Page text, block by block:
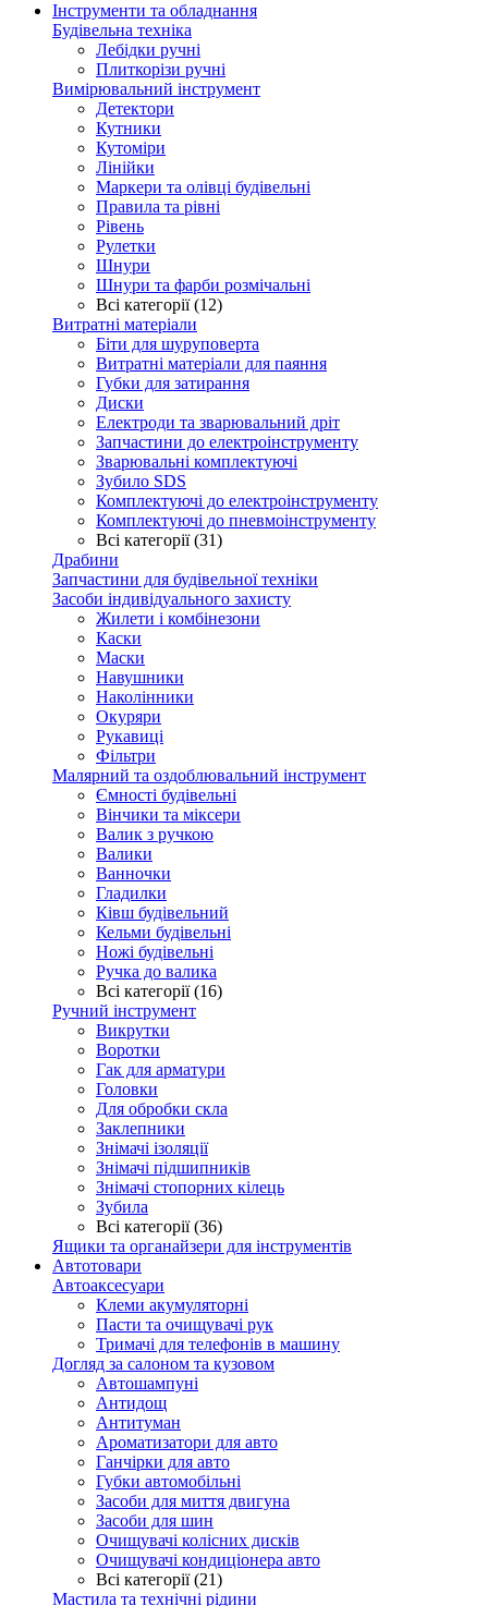
Інструменти та обладнання
Будівельна техніка
Лебідки ручні
Плиткорізи ручні
Вимірювальний інструмент
Детектори
Кутники
Кутоміри
Лінійки
Маркери та олівці будівельні
Правила та рівні
Рівень
Рулетки
Шнури
Шнури та фарби розмічальні
Всі категорії (12)
Витратні матеріали
Біти для шуруповерта
Витратні матеріали для паяння
Губки для затирання
Диски
Електроди та зварювальний дріт
Запчастини до електроінструменту
Зварювальні комплектуючі
Зубило SDS
Комплектуючі до електроінструменту
Комплектуючі до пневмоінструменту
Всі категорії (31)
Драбини
Запчастини для будівельної техніки
Засоби індивідуального захисту
Жилети і комбінезони
Каски
Маски
Навушники
Наколінники
Окуряри
Рукавиці
Фільтри
Малярний та оздоблювальний інструмент
Ємності будівельні
Вінчики та міксери
Валик з ручкою
Валики
Ванночки
Гладилки
Ківш будівельний
Кельми будівельні
Ножі будівельні
Ручка до валика
Всі категорії (16)
Ручний інструмент
Викрутки
Воротки
Гак для арматури
Головки
Для обробки скла
Заклепники
Знімачі ізоляції
Знімачі підшипників
Знімачі стопорних кілець
Зубила
Всі категорії (36)
Ящики та органайзери для інструментів
Автотовари
Автоаксесуари
Клеми акумуляторні
Пасти та очищувачі рук
Тримачі для телефонів в машину
Догляд за салоном та кузовом
Автошампуні
Антидощ
Антитуман
Ароматизатори для авто
Ганчірки для авто
Губки автомобільні
Засоби для миття двигуна
Засоби для шин
Очищувачі колісних дисків
Очищувачі кондиціонера авто
Всі категорії (21)
Мастила та технічні рідини